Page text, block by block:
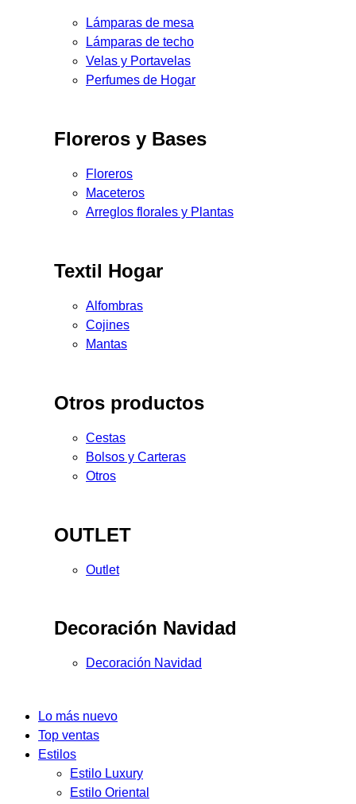
Lámparas de mesa
Lámparas de techo
Velas y Portavelas
Perfumes de Hogar
Floreros y Bases
Floreros
Maceteros
Arreglos florales y Plantas
Textil Hogar
Alfombras
Cojines
Mantas
Otros productos
Cestas
Bolsos y Carteras
Otros
OUTLET
Outlet
Decoración Navidad
Decoración Navidad
Lo más nuevo
Top ventas
Estilos
Estilo Luxury
Estilo Oriental